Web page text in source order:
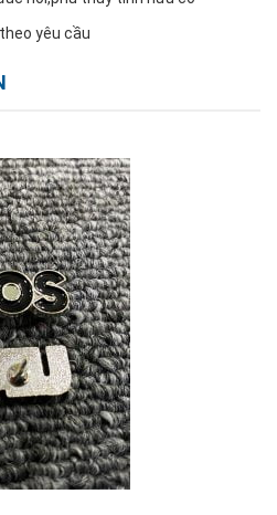
yêu cầu